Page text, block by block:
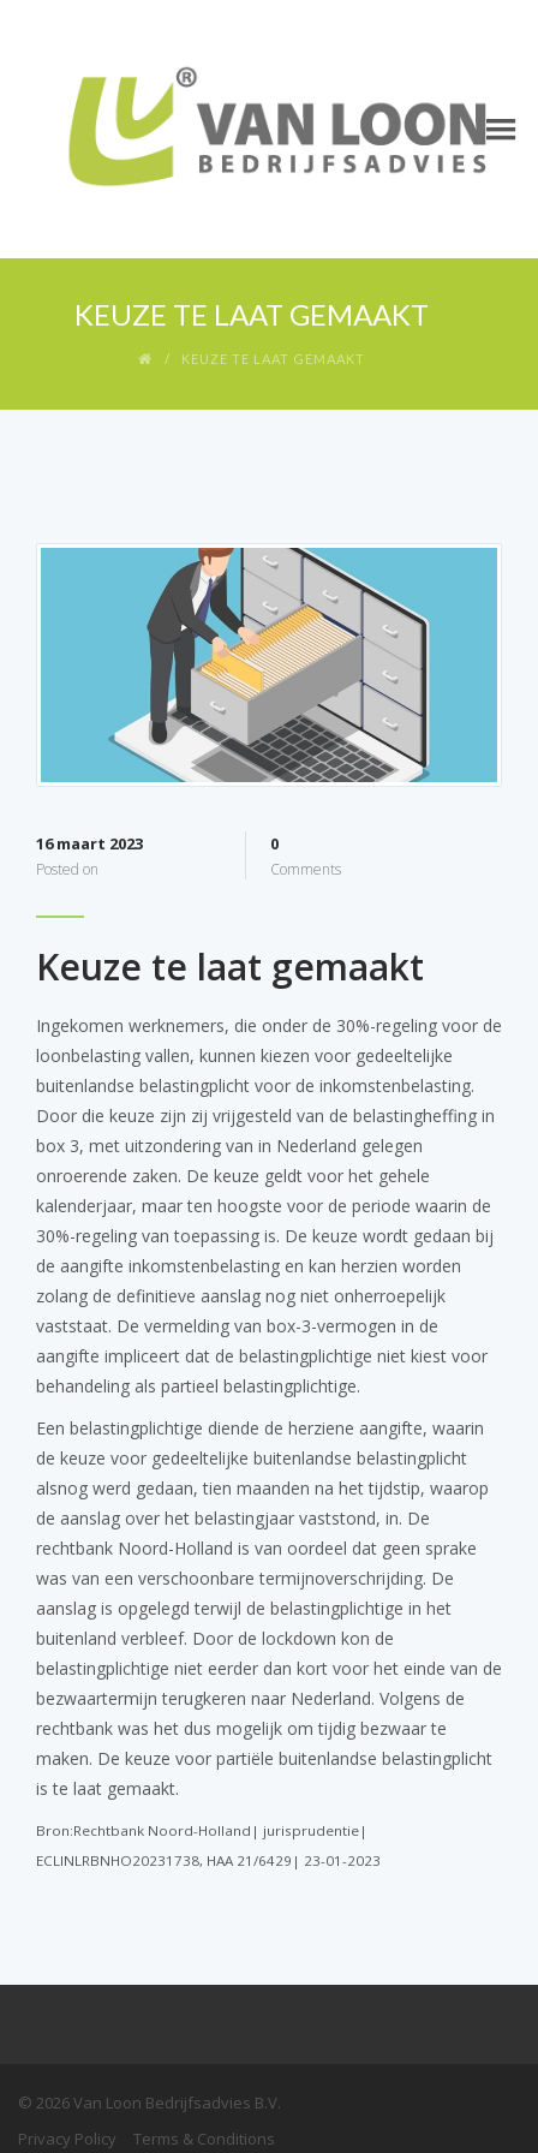
KEUZE TE LAAT GEMAAKT
KEUZE TE LAAT GEMAAKT
16 maart 2023
Posted on
0
Comments
Keuze te laat gemaakt
Ingekomen werknemers, die onder de 30%-regeling voor de
loonbelasting vallen, kunnen kiezen voor gedeeltelijke
buitenlandse belastingplicht voor de inkomstenbelasting.
Door die keuze zijn zij vrijgesteld van de belastingheffing in
box 3, met uitzondering van in Nederland gelegen
onroerende zaken. De keuze geldt voor het gehele
kalenderjaar, maar ten hoogste voor de periode waarin de
30%-regeling van toepassing is. De keuze wordt gedaan bij
de aangifte inkomstenbelasting en kan herzien worden
zolang de definitieve aanslag nog niet onherroepelijk
vaststaat. De vermelding van box-3-vermogen in de
aangifte impliceert dat de belastingplichtige niet kiest voor
behandeling als partieel belastingplichtige.
Een belastingplichtige diende de herziene aangifte, waarin
de keuze voor gedeeltelijke buitenlandse belastingplicht
alsnog werd gedaan, tien maanden na het tijdstip, waarop
de aanslag over het belastingjaar vaststond, in. De
rechtbank Noord-Holland is van oordeel dat geen sprake
was van een verschoonbare termijnoverschrijding. De
aanslag is opgelegd terwijl de belastingplichtige in het
buitenland verbleef. Door de lockdown kon de
belastingplichtige niet eerder dan kort voor het einde van de
bezwaartermijn terugkeren naar Nederland. Volgens de
rechtbank was het dus mogelijk om tijdig bezwaar te
maken. De keuze voor partiële buitenlandse belastingplicht
is te laat gemaakt.
Bron:Rechtbank Noord-Holland| jurisprudentie|
ECLINLRBNHO20231738, HAA 21/6429| 23-01-2023
© 2026 Van Loon Bedrijfsadvies B.V.
Privacy Policy
Terms & Conditions